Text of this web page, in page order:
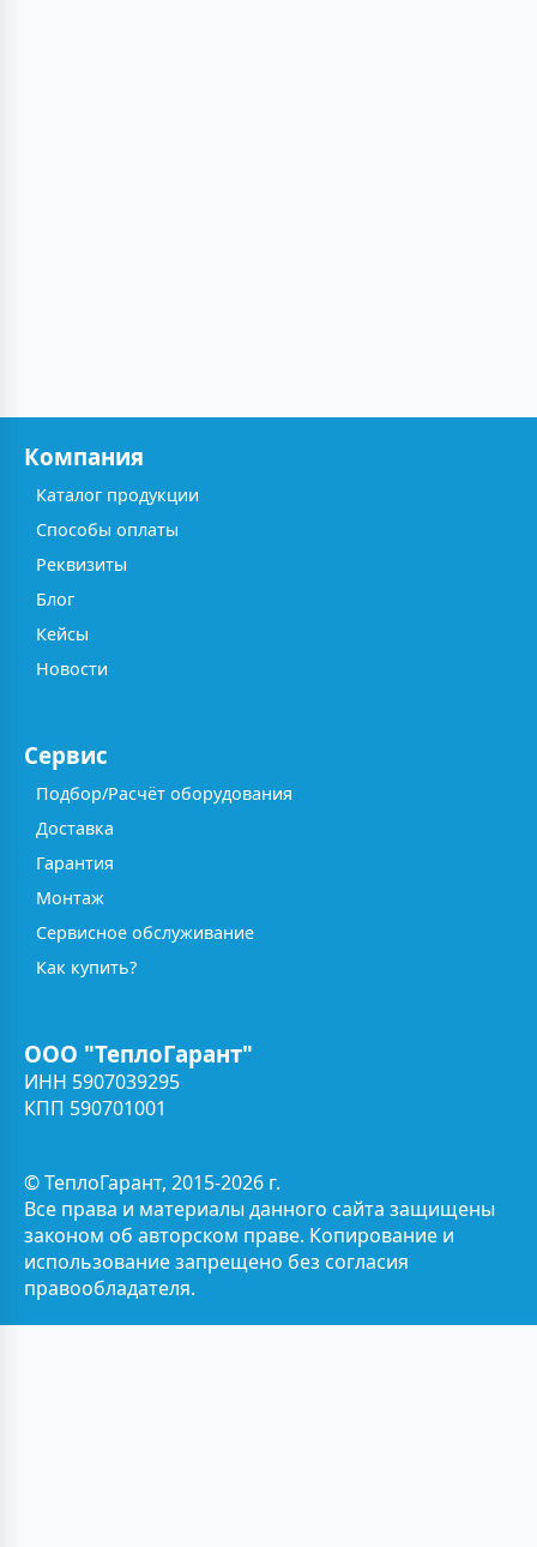
Компания
Каталог продукции
Способы оплаты
Реквизиты
Блог
Кейсы
Новости
Сервис
Подбор/Расчёт оборудования
Доставка
Гарантия
Монтаж
Сервисное обслуживание
Как купить?
ООО "ТеплоГарант"
ИНН 5907039295
КПП 590701001
© ТеплоГарант, 2015-2026 г.
Все права и материалы данного сайта защищены
законом об авторском праве. Копирование и
использование запрещено без согласия
правообладателя.